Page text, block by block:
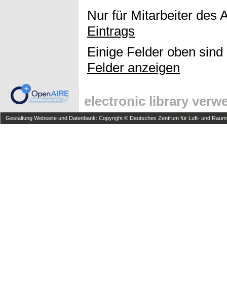
Nur für Mitarbeiter des
Eintrags
Einige Felder oben
Felder anzeigen
electronic library
Gestaltung Webseite und Datenbank: Copyright © Deutsches Zentrum für Luft- und